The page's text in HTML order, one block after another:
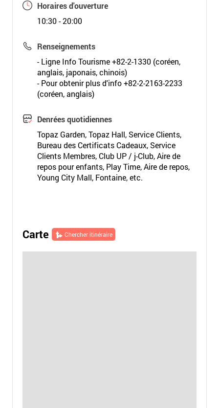
Horaires d'ouverture
10:30 - 20:00
Renseignements
- Ligne Info Tourisme +82-2-1330 (coréen,
anglais, japonais, chinois)
- Pour obtenir plus d'info +82-2-2163-2233
(coréen, anglais)
Denrées quotidiennes
Topaz Garden, Topaz Hall, Service Clients,
Bureau des Certificats Cadeaux, Service
Clients Membres, Club UP / j-Club, Aire de
repos pour enfants, Play Time, Aire de repos,
Young City Mall, Fontaine, etc.
Carte Chercher itinéraire